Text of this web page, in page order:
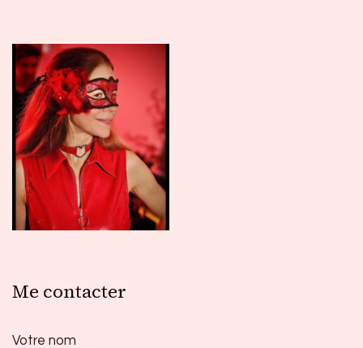
Me contacter
Votre nom